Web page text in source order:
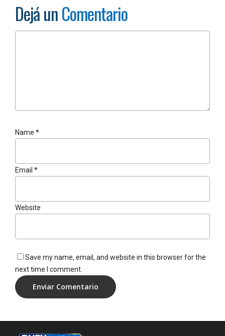
Dejá unComentario
Name *
Email *
Website
Save my name, email, and website in this browser for the
next time I comment.